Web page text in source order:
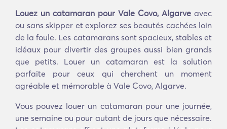
Louez un catamaran pour Vale Covo, Algarve avec
ou sans skipper et explorez ses beautés cachées loin
de la foule. Les catamarans sont spacieux, stables et
idéaux pour divertir des groupes aussi bien grands
que petits. Louer un catamaran est la solution
parfaite pour ceux qui cherchent un moment
agréable et mémorable à Vale Covo, Algarve.
Vous pouvez louer un catamaran pour une journée,
une semaine ou pour autant de jours que nécessaire.